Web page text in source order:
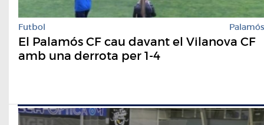
Futbol Palamós
El Palamós CF cau davant el Vilanova CF
amb una derrota per 1-4